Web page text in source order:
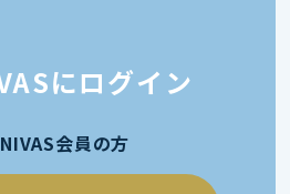
にログイン
会員の方